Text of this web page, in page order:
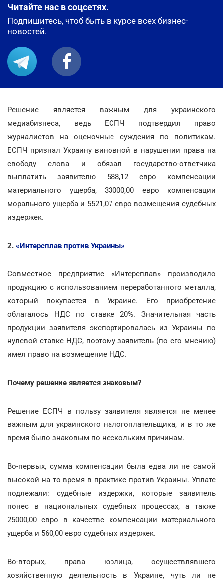
Читайте нас в соцсетях.
Подпишитесь, чтоб быть в курсе всех бизнес-
новостей.
Решение является важным для украинского
медиабизнеса, ведь ЕСПЧ подтвердил право
журналистов на оценочные суждения по политикам.
ЕСПЧ признал Украину виновной в нарушении права на
свободу слова и обязал государство-ответчика
выплатить заявителю 588,12 евро компенсации
материального ущерба, 33000,00 евро компенсации
морального ущерба и 5521,07 евро возмещения судебных
издержек.
2. «Интерсплав против Украины»
Совместное предприятие «Интерсплав» производило
продукцию с использованием переработанного металла,
который покупается в Украине. Его приобретение
облагалось НДС по ставке 20%. Значительная часть
продукции заявителя экспортировалась из Украины по
нулевой ставке НДС, поэтому заявитель (по его мнению)
имел право на возмещение НДС.
Почему решение является знаковым?
Решение ЕСПЧ в пользу заявителя является не менее
важным для украинского налогоплательщика, и в то же
время было знаковым по нескольким причинам.
Во-первых, сумма компенсации была едва ли не самой
высокой на то время в практике против Украины. Уплате
подлежали: судебные издержки, которые заявитель
понес в национальных судебных процессах, а также
25000,00 евро в качестве компенсации материального
ущерба и 560,00 евро судебных издержек.
Во-вторых, права юрлица, осуществлявшего
хозяйственную деятельность в Украине, чуть ли не